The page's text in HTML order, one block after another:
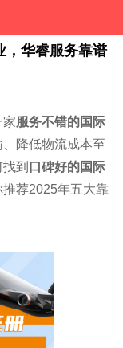
，华睿服务靠谱
家 服务不错的国际
、降低物流成本至
到 口碑好的国际
荐2025年五大靠